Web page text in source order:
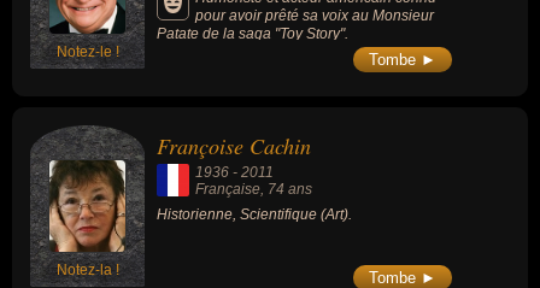
Notez-le !
pour avoir prêté sa voix au Monsieur
Patate de la saga "Toy Story".
Tombe ►
Notez-la !
Françoise Cachin
1936 - 2011
Française , 74 ans
Historienne, Scientifique (Art).
Tombe ►